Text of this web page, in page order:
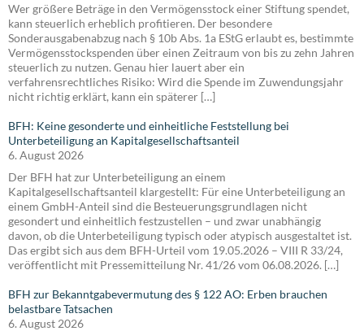
Wer größere Beträge in den Vermögensstock einer Stiftung spendet,
kann steuerlich erheblich profitieren. Der besondere
Sonderausgabenabzug nach § 10b Abs. 1a EStG erlaubt es, bestimmte
Vermögensstockspenden über einen Zeitraum von bis zu zehn Jahren
steuerlich zu nutzen. Genau hier lauert aber ein
verfahrensrechtliches Risiko: Wird die Spende im Zuwendungsjahr
nicht richtig erklärt, kann ein späterer […]
BFH: Keine gesonderte und einheitliche Feststellung bei
Unterbeteiligung an Kapitalgesellschaftsanteil
6. August 2026
Der BFH hat zur Unterbeteiligung an einem
Kapitalgesellschaftsanteil klargestellt: Für eine Unterbeteiligung an
einem GmbH-Anteil sind die Besteuerungsgrundlagen nicht
gesondert und einheitlich festzustellen – und zwar unabhängig
davon, ob die Unterbeteiligung typisch oder atypisch ausgestaltet ist.
Das ergibt sich aus dem BFH-Urteil vom 19.05.2026 – VIII R 33/24,
veröffentlicht mit Pressemitteilung Nr. 41/26 vom 06.08.2026. […]
BFH zur Bekanntgabevermutung des § 122 AO: Erben brauchen
belastbare Tatsachen
6. August 2026